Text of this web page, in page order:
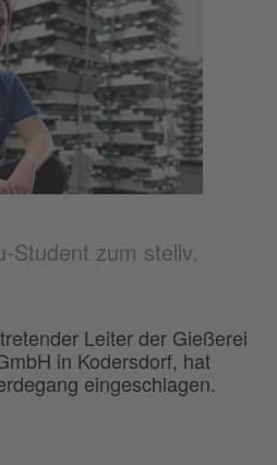
Student zum stellv.
Leiter der Gießerei
in Kodersdorf, hat
eingeschlagen.